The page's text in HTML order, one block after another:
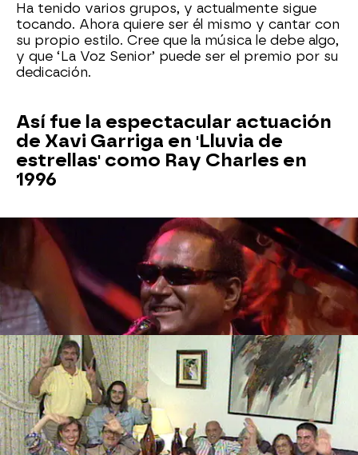
Ha tenido varios grupos, y actualmente sigue
tocando. Ahora quiere ser él mismo y cantar con
su propio estilo. Cree que la música le debe algo,
y que ‘La Voz Senior’ puede ser el premio por su
dedicación.
Así fue la espectacular actuación
de Xavi Garriga en 'Lluvia de
estrellas' como Ray Charles en
1996
Las cariñosas palabras de los
familiares de Xavi Garriga para su
debut en 'Lluvia de estrellas'
Más sobre este tema:
La voz senior